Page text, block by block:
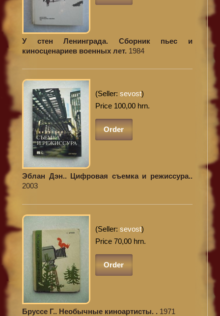
У стен Ленинграда. Сборник пьес и
киносценариев военных лет. 1984
(Seller: sevost)
Price 100,00 hrn.
Order
Эблан Дэн.. Цифровая съемка и режиссура..
2003
(Seller: sevost)
Price 70,00 hrn.
Order
Бруссе Г.. Необычные киноартисты. . 1971